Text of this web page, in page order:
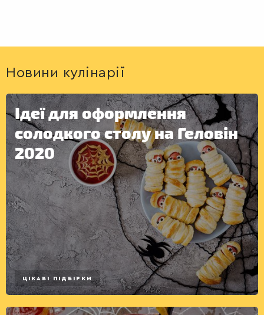
ДЕСЕРТИ
Новини кулінарії
Ідеї для оформлення
солодкого столу на Геловін
2020
ЦІКАВІ ПІДБІРКИ